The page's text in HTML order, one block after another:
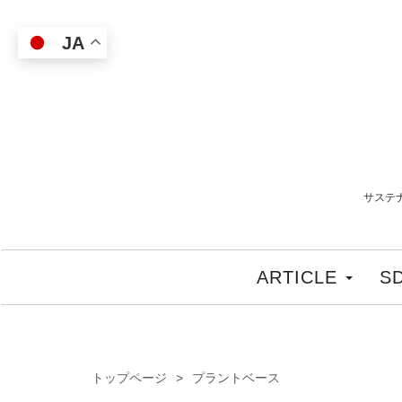
サステ
ARTICLE
トップページ プラントベース
JA